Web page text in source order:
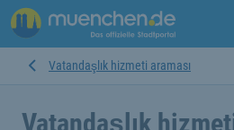
Vatandaşlık hizmeti araması
Vatandaşlık